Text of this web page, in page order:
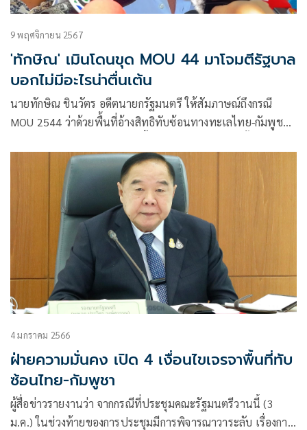
9 พฤศจิกายน 2567
'ทักษิณ' เมินโดนขุด MOU 44 มาโจมตีรัฐบาล
บอกไม่มีอะไรน่าตื่นเต้น
นายทักษิณ ชินวัตร อดีตนายกรัฐมนตรี ให้สัมภาษณ์ถึงกรณี
MOU 2544 ว่าด้วยพื้นที่อ้างสิทธิทับซ้อนทางทะเลไทย-กัมพูชา
4 มกราคม 2566
ฝ่ายความมั่นคง เปิด 4 เงื่อนไขเจรจาพื้นที่ทับ
ซ้อนไทย-กัมพูชา
ผู้สื่อข่าวรายงานว่า จากกรณีที่ประชุมคณะรัฐมนตรีวานนี้ (3
ม.ค.) ในช่วงท้ายของการประชุมมีการพิจารณาวาระลับ เรื่องการ